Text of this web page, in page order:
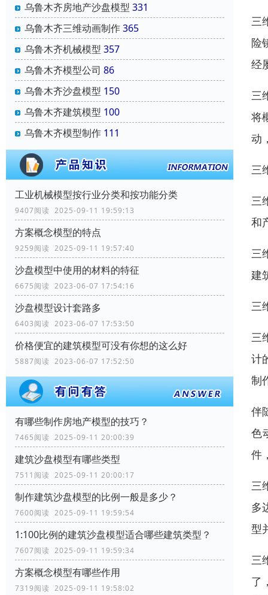
乌鲁木齐房地产沙盘模型 331
乌鲁木齐三维动画制作365
乌鲁木齐机械模型 357
乌鲁木齐模型公司 86
乌鲁木齐沙盘模型 150
乌鲁木齐建筑模型 100
乌鲁木齐模型制作 111
工业机械模型按行业分类和按功能分类
9407阅读 2025-09-11 19:59:13
方案概念模型的特点
9259阅读 2025-09-11 19:57:40
沙盘模型中使用的材料的特征
6675阅读 2023-06-07 17:54:16
沙盘模型设计套路多
6403阅读 2023-06-07 17:53:50
价格便宜的建筑模型可没有你想的这么好
5887阅读 2023-06-07 17:52:50
有哪些制作房地产模型的技巧？
7465阅读 2025-09-11 20:00:39
建筑沙盘模型有哪些类型
7511阅读 2025-09-11 20:00:17
制作建筑沙盘模型的比例一般是多少？
7600阅读 2025-09-11 19:59:54
1:100比例的建筑沙盘模型适合哪些建筑类型？
7607阅读 2025-09-11 19:59:34
方案概念模型有哪些作用
7319阅读 2025-09-11 19:58:02
三
险
经
三
将
动
三
三
和
三
建
三
三
计
制
伴
色
件
三
多
型
三
了